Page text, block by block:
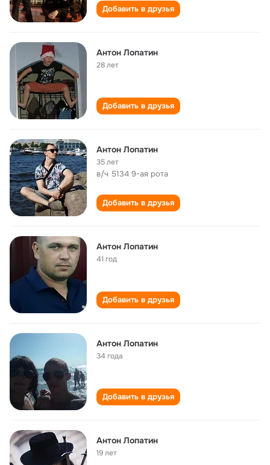
Добавить в друзья
Антон Лопатин
28 лет
Добавить в друзья
Антон Лопатин
35 лет
в/ч 5134 9-ая рота
Добавить в друзья
Антон Лопатин
41 год
Добавить в друзья
Антон Лопатин
34 года
Добавить в друзья
Антон Лопатин
19 лет